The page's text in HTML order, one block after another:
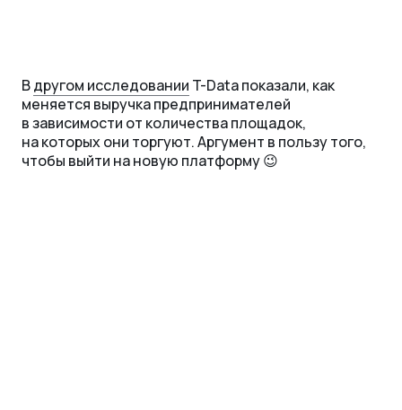
Вдругом исследовании T-Data показали, как
меняется выручка предпринимателей
в зависимости от количества площадок,
на которых они торгуют. Аргумент в пользу того,
чтобы выйти на новую платформу 😉